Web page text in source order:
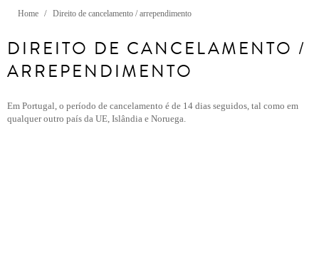
Home Direito de cancelamento / arrependimento
DIREITO DE CANCELAMENTO /
ARREPENDIMENTO
Em Portugal, o período de cancelamento é de 14 dias seguidos, tal como em
qualquer outro país da UE, Islândia e Noruega.